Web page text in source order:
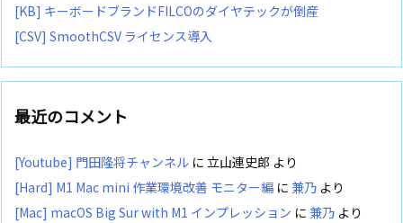
[KB] キーボードブランドFILCOのダイヤテックが倒産
[CSV] SmoothCSV ライセンス導入
最近のコメント
[Youtube] 門田隆将チャンネル に 立山連史郎 より
[Hard] M1 Mac mini 作業環境改善 モニター編 に 兼乃 より
[Mac] macOS Big Sur with M1 インプレッション に 兼乃 より